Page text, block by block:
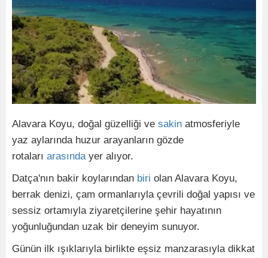
Alavara Koyu, doğal güzelliği ve sakin atmosferiyle
yaz aylarında huzur arayanların gözde
rotaları arasındayer alıyor.
Datça'nın bakir koylarından biri olan Alavara Koyu,
berrak denizi, çam ormanlarıyla çevrili doğal yapısı ve
sessiz ortamıyla ziyaretçilerine şehir hayatının
yoğunluğundan uzak bir deneyim sunuyor.
Günün ilk ışıklarıyla birlikte eşsiz manzarasıyla dikkat